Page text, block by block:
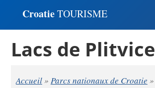
CroatieTOURISME
Lacs de Plitvice
Accueil» Parcs nationaux de Croatie »